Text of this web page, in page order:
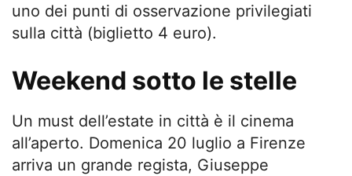
uno dei punti di osservazione privilegiati
sulla città (biglietto 4 euro).
Weekend sotto le stelle
Un must dell’estate in città è il cinema
all’aperto. Domenica 20 luglio a Firenze
arriva un grande regista, Giuseppe